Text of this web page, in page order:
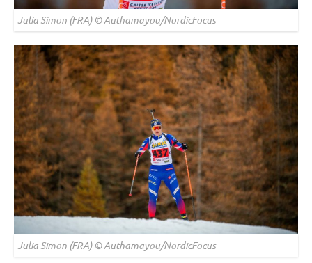
Julia Simon (FRA) © Authamayou/NordicFocus
Julia Simon (FRA) © Authamayou/NordicFocus